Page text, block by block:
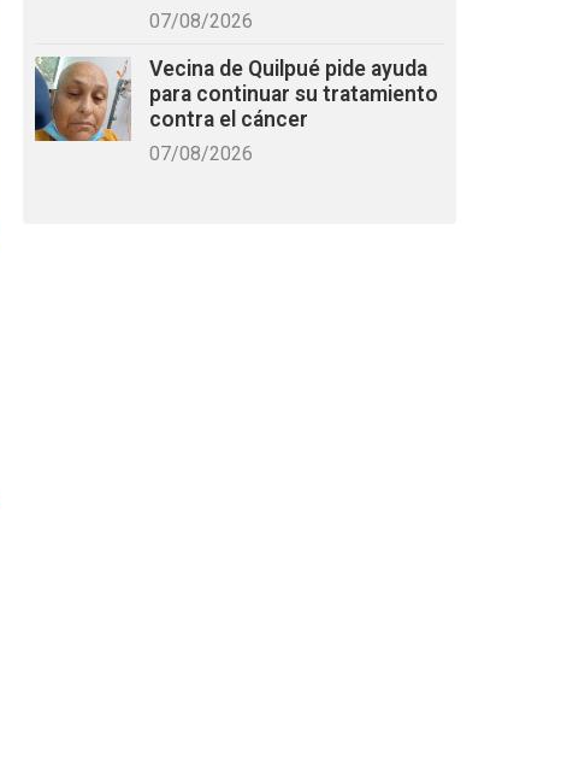
07/08/2026
Vecina de Quilpué pide ayuda
para continuar su tratamiento
contra el cáncer
07/08/2026